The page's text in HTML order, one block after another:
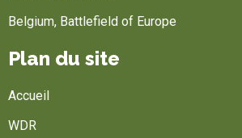
Belgium, Battlefield of Europe
Plan du site
Accueil
WDR